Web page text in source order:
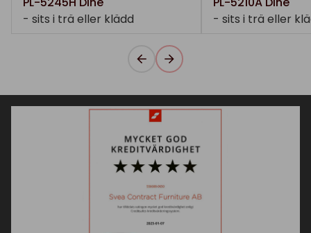
- sits i trä eller klädd
- sits i trä eller